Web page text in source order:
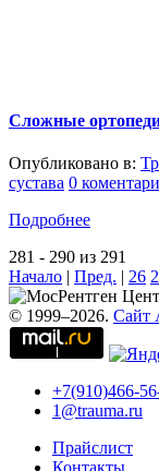
Сложные
Опубликовано в:
сустава 0
Подробнее
281 - 290 из 291
Начало | Пред. | 26
© 1999–2026. Сайт
+7(910)466-
1@trauma.ru
Прайслист